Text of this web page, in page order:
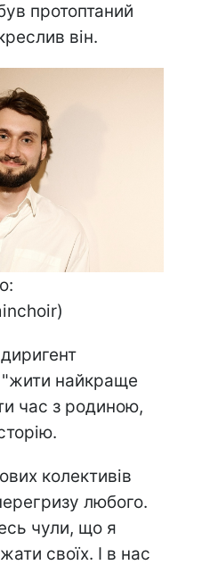
протоптаний
він.
"жити найкраще
час з родиною,
колективів
любого.
чули, що я
своїх. І в нас